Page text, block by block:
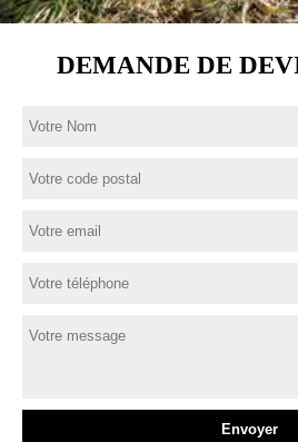
DEMANDE DE